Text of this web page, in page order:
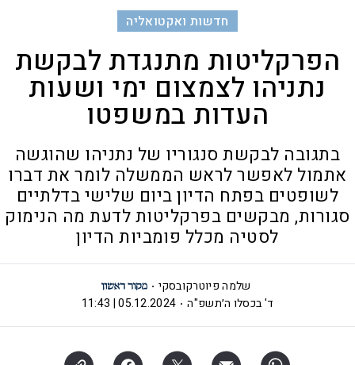
חדשות ואקטואליה
הפרקליטות מתנגדת לבקשת
נתניהו לצמצום ימי ושעות
העדות במשפטו
בתגובה לבקשת סנגוריו של נתניהו שהוגשה
אתמול לאפשר לראש הממשלה לומר את דברו
לשופטים בפתח הדיון ביום שלישי בדלתיים
סגורות, מבקשים בפרקליטות לדעת מה הנימוק
לסטיה מכלל פומביות הדיון
שלמה פיוטרקובסקי
ד' בכסלו ה׳תשפ"ה
05.12.2024 | 11:43